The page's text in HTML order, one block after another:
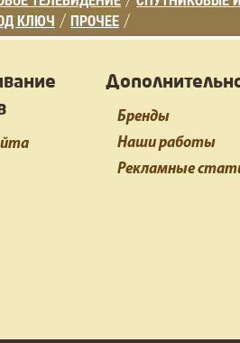
КЛЮЧ / ПРОЧЕЕ /
Бренды
Наши работы
Рекламные